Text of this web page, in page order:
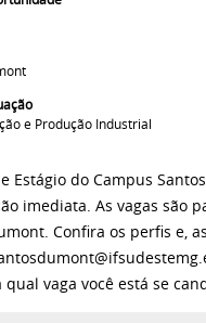
e Produção Industrial
Estágio do Campus
imediata. As vagas são
Confira os perfis e,
vaga você está se